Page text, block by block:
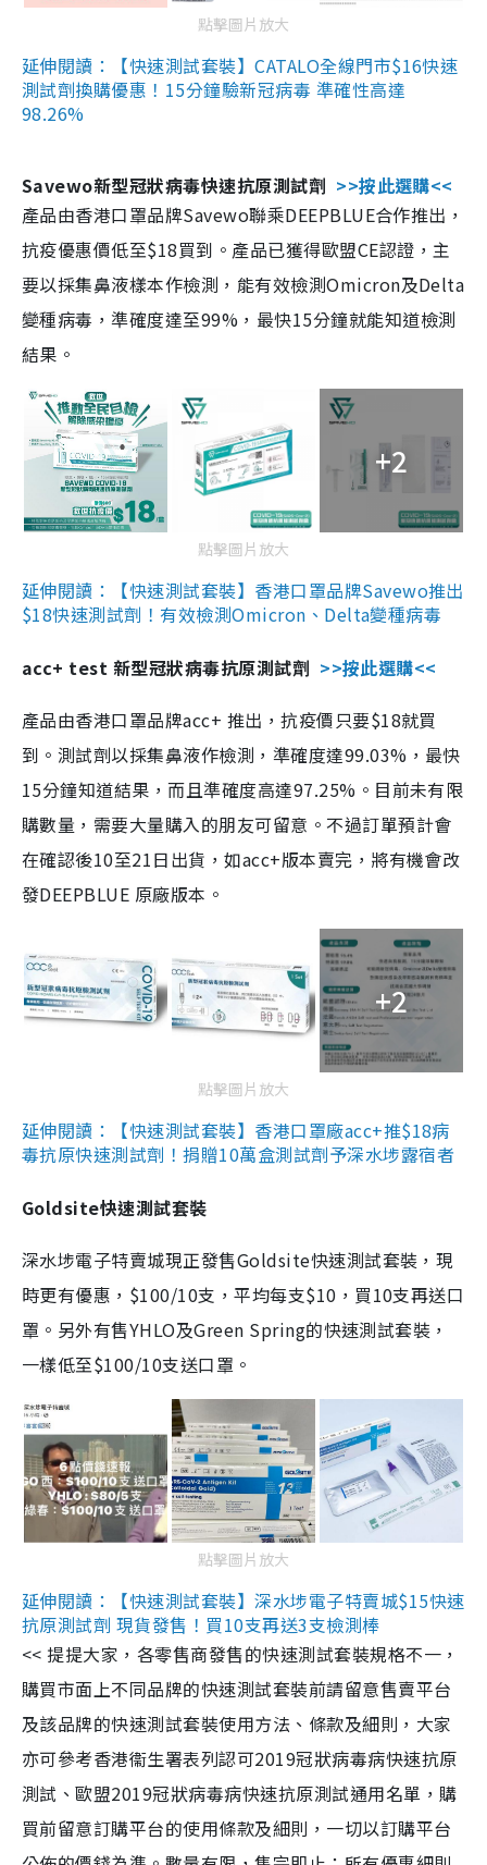
點擊圖片放大
延伸閱讀：【快速測試套裝】CATALO全線門市$16快速
測試劑換購優惠！15分鐘驗新冠病毒 準確性高達
98.26%
Savewo新型冠狀病毒快速抗原測試劑 >>按此選購<<
產品由香港口罩品牌Savewo聯乘DEEPBLUE合作推出，
抗疫優惠價低至$18買到。產品已獲得歐盟CE認證，主
要以採集鼻液樣本作檢測，能有效檢測Omicron及Delta
變種病毒，準確度達至99%，最快15分鐘就能知道檢測
結果。
+2
點擊圖片放大
延伸閱讀：【快速測試套裝】香港口罩品牌Savewo推出
$18快速測試劑！有效檢測Omicron、Delta變種病毒
acc+ test 新型冠狀病毒抗原測試劑 >>按此選購<<
產品由香港口罩品牌acc+ 推出，抗疫價只要$18就買
到。測試劑以採集鼻液作檢測，準確度達99.03%，最快
15分鐘知道結果，而且準確度高達97.25%。目前未有限
購數量，需要大量購入的朋友可留意。不過訂單預計會
在確認後10至21日出貨，如acc+版本賣完，將有機會改
發DEEPBLUE 原廠版本。
+2
點擊圖片放大
延伸閱讀：【快速測試套裝】香港口罩廠acc+推$18病
毒抗原快速測試劑！捐贈10萬盒測試劑予深水埗露宿者
Goldsite快速測試套裝
深水埗電子特賣城現正發售Goldsite快速測試套裝，現
時更有優惠，$100/10支，平均每支$10，買10支再送口
罩。另外有售YHLO及Green Spring的快速測試套裝，
一樣低至$100/10支送口罩。
點擊圖片放大
延伸閱讀：【快速測試套裝】深水埗電子特賣城$15快速
抗原測試劑 現貨發售！買10支再送3支檢測棒
<< 提提大家，各零售商發售的快速測試套裝規格不一，
購買市面上不同品牌的快速測試套裝前請留意售賣平台
及該品牌的快速測試套裝使用方法、條款及細則，大家
亦可參考香港衞生署表列認可2019冠狀病毒病快速抗原
測試、歐盟2019冠狀病毒病快速抗原測試通用名單，購
買前留意訂購平台的使用條款及細則，一切以訂購平台